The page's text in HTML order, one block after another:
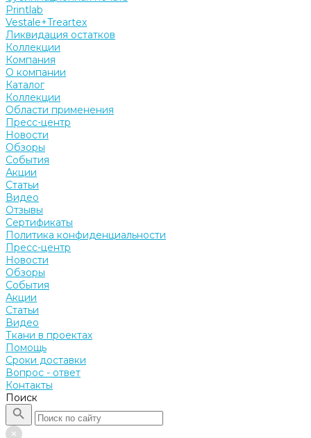
Printlab
Vestale+Treartex
Ликвидация остатков
Коллекции
Компания
О компании
Каталог
Коллекции
Области применения
Пресс-центр
Новости
Обзоры
События
Акции
Статьи
Видео
Отзывы
Сертификаты
Политика конфиденциальности
Пресс-центр
Новости
Обзоры
События
Акции
Статьи
Видео
Ткани в проектах
Помощь
Сроки доставки
Вопрос - ответ
Контакты
Поиск